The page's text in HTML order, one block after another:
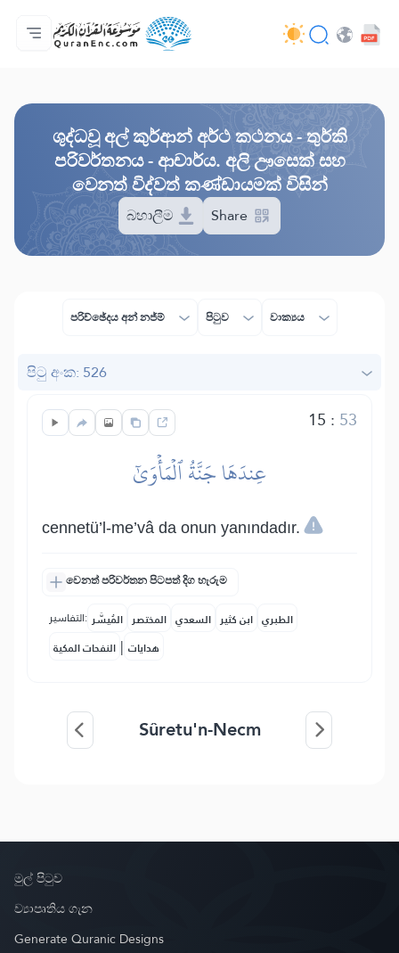
මුල් පිටුව
පරිවර්තන පටුන
Audio
සංවර්ධක සේවා - API
ව්‍යාපෘතිය ගැන
අප අමතන්න
භාෂාව
ශුද්ධවූ අල් කුර්ආන් අර්ථ කථනය - තුර්කි
පරිවර්තනය - ආචාර්ය. අලි ඌසෙක් සහ
වෙනත් විද්වත් කණ්ඩායමක් විසින්
බහාලීම Share
පරිච්ඡේදය අන් නජ්ම් පිටුව වාක්‍යය
පිටු අංක: 526
15 : 53
عِندَهَا جَنَّةُ ٱلۡمَأۡوَىٰٓ
cennetü’l-me’vâ da onun yanındadır.
වෙනත් පරිවර්තන පිටපත් දිග හැරුම
التفاسير: المُيسَّر المختصر السعدي ابن كثير الطبري
النفحات المكية | هدايات
Sûretu'n-Necm
මුල් පිටුව
ව්‍යාපෘතිය ගැන
Generate Quranic Designs